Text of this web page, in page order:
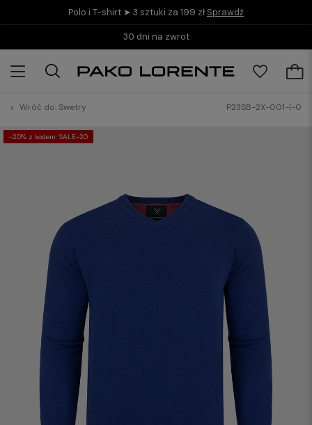
Polo i T-shirt ➤ 3 sztuki za 199 zł Sprawdź
30 dni na zwrot
Wróć do:Swetry P23SB-2X-001-I-0
-20% z kodem: SALE-20